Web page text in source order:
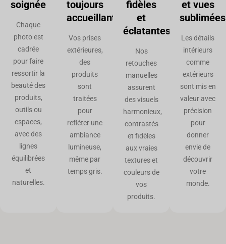
soignée
Chaque
photo est
cadrée
pour faire
ressortir la
beauté des
produits,
outils ou
espaces,
avec des
lignes
équilibrées
et
naturelles.
toujours
accueillant
Vos prises
extérieures,
des
produits
sont
traitées
pour
refléter une
ambiance
lumineuse,
même par
temps gris.
fidèles
et
éclatantes
Nos
retouches
manuelles
assurent
des visuels
harmonieux,
contrastés
et fidèles
aux vraies
textures et
couleurs de
vos
produits.
et vues
sublimées
Les détails
intérieurs
comme
extérieurs
sont mis en
valeur avec
précision
pour
donner
envie de
découvrir
votre
monde.